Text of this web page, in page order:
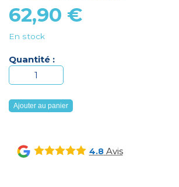
62,90 €
En stock
Quantité :
quantité
de
Table
de
gris
perle
Ajouter au panier
4.8Avis